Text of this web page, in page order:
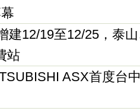
建12/19至12/25，泰
站
ASX首度台